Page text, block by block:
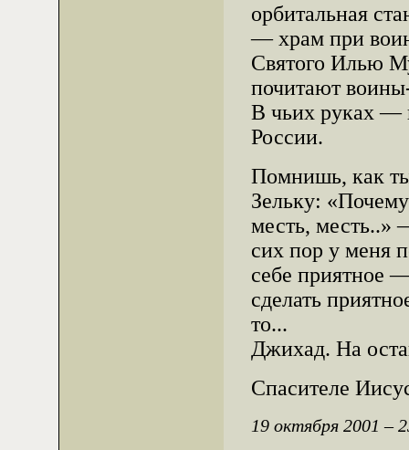
орбитальная
— храм при
Святого Илью
почитают
В чьих руках —
России.
Помнишь, как
Зельку:
месть, месть..»
сих пор у меня
себе приятное
сделать
то...
Джихад. На
Спасителе
19 октября 2001 –